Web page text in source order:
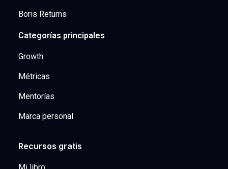
Boris Returns
Categorías principales
Growth
Métricas
Mentorías
Marca personal
Recursos gratis